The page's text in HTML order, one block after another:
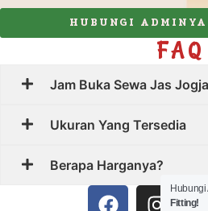
HUBUNGI ADMINYA
FAQ
Jam Buka Sewa Jas
Ukuran Yang Tersedia
Berapa Harganya?
Hubungi
Fitting!